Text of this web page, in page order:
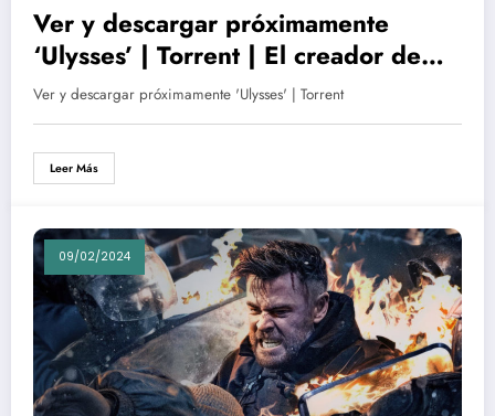
Ver y descargar próximamente
‘Ulysses’ | Torrent | El creador de
‘John Wick’ presenta su próxima
obra de acción con el actor Bob
Odenkirk
Ver y descargar próximamente 'Ulysses' | Torrent
Leer Más
09/02/2024